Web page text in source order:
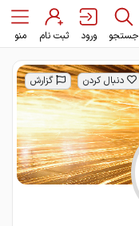
جستجو ورود ثبت نام منو
دنبال کردن گزارش